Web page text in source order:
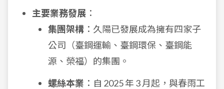
主要業務發展 ：
集團架構 ：久陽已發展成為擁有四家子
公司（臺鋼運輸、臺鋼環保、臺鋼能
源、榮福）的集團。
螺絲本業 ：自 2025 年 3 月起，與春雨工